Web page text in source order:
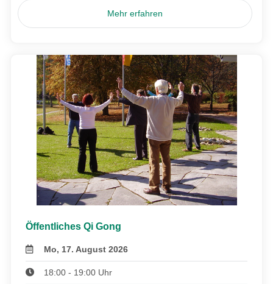
Mehr erfahren
Öffentliches Qi Gong
Mo, 17. August 2026
18:00 - 19:00 Uhr